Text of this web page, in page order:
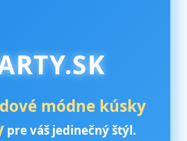
módne kúsky
pre váš jedinečný štýl.